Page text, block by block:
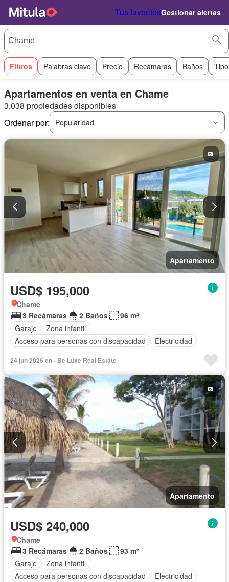
Tus favoritosGestionar alertas
Filtros Palabras clave Precio Recámaras Baños
Apartamentos en venta en Chame
3,038 propiedades disponibles
Ordenar por:
Popularidad
Apartamento
USD$ 195,000
Chame
3 Recámaras
2 Baños
96 m²
Garaje
Zona infantil
Acceso para personas con discapacidad
Electricidad
Vista panorámica
Seguridad
24 jun 2026 en - Be Luxe Real Estate
Apartamento
USD$ 240,000
Chame
3 Recámaras
2 Baños
93 m²
Garaje
Zona infantil
Acceso para personas con discapacidad
Electricidad